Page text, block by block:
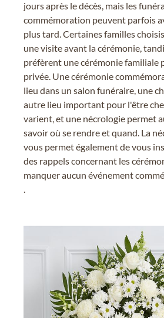
jours après le décès, mais les
commémoration peuvent parfois
plus tard. Certaines familles
une visite avant la cérémonie,
préfèrent une cérémonie familiale
privée. Une cérémonie
lieu dans un salon funéraire, une
autre lieu important pour l'être
varient, et une nécrologie permet
savoir où se rendre et quand. La
vous permet également de vous
des rappels concernant les
manquer aucun événement